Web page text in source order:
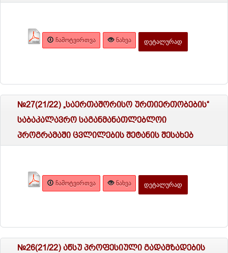
ᲩᲐᲛᲝᲢᲕᲘᲠᲗᲕᲐ ᲜᲐᲮᲕᲐ ᲓᲔᲢᲐᲚᲣᲠᲐᲓ
№27(21/22) „საერთაშორისო ურთიერთობების“
საბაკალავრო საგანმანათლებლოი
პროგრამაში ცვლილების შეტანის შესახებ
ᲩᲐᲛᲝᲢᲕᲘᲠᲗᲕᲐ ᲜᲐᲮᲕᲐ ᲓᲔᲢᲐᲚᲣᲠᲐᲓ
№26(21/22) აწსუ პროფესიული გადამზადების